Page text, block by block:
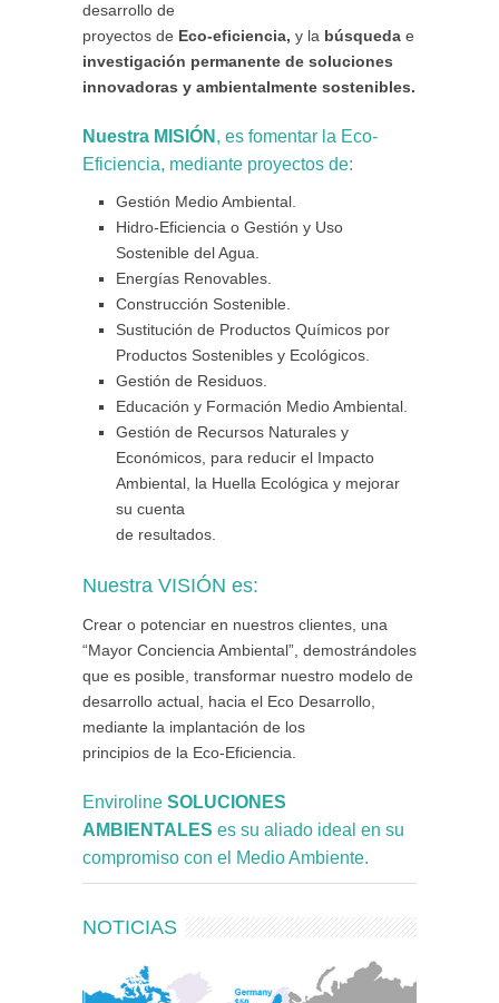
desarrollo de
proyectos de Eco-eficiencia, y la búsqueda e
investigación permanente de soluciones
innovadoras y ambientalmente sostenibles.
Nuestra MISIÓN , es fomentar la Eco-
Eficiencia, mediante proyectos de:
Gestión Medio Ambiental.
Hidro-Eficiencia o Gestión y Uso
Sostenible del Agua.
Energías Renovables.
Construcción Sostenible.
Sustitución de Productos Químicos por
Productos Sostenibles y Ecológicos.
Gestión de Residuos.
Educación y Formación Medio Ambiental.
Gestión de Recursos Naturales y
Económicos, para reducir el Impacto
Ambiental, la Huella Ecológica y mejorar
su cuenta
de resultados.
Nuestra VISIÓN es:
Crear o potenciar en nuestros clientes, una
“Mayor Conciencia Ambiental”, demostrándoles
que es posible, transformar nuestro modelo de
desarrollo actual, hacia el Eco Desarrollo,
mediante la implantación de los
principios de la Eco-Eficiencia.
Enviroline SOLUCIONES
AMBIENTALES es su aliado ideal en su
compromiso con el Medio Ambiente.
NOTICIAS